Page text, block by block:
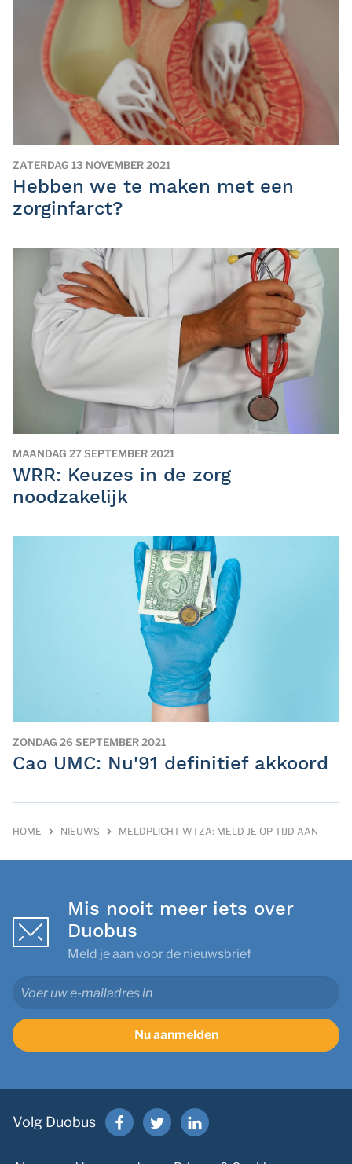
ZATERDAG 13 NOVEMBER 2021
Hebben we te maken met een
zorginfarct?
MAANDAG 27 SEPTEMBER 2021
WRR: Keuzes in de zorg
noodzakelijk
ZONDAG 26 SEPTEMBER 2021
Cao UMC: Nu'91 definitief akkoord
HOME NIEUWS MELDPLICHT WTZA: MELD JE OP TIJD AAN
Mis nooit meer iets over
Duobus
Meld je aan voor de nieuwsbrief
Nu aanmelden
Volg Duobus